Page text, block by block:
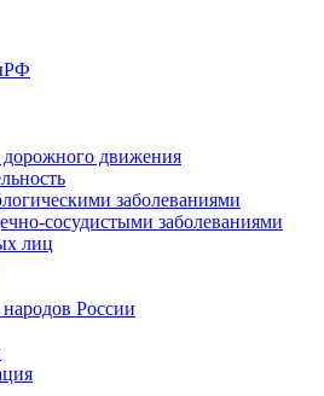
дорожного движения
заболеваниями
сосудистыми заболеваниями
лиц
России